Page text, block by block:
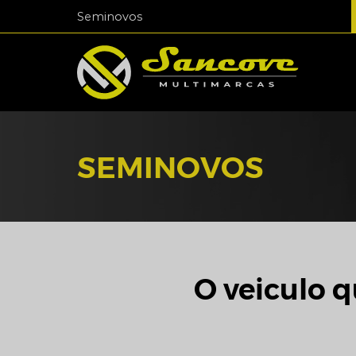
Seminovos
SEMINOVOS
O veiculo